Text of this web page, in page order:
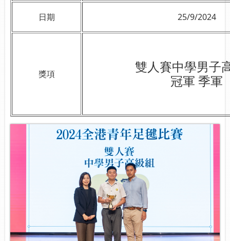
日期 25/9/2024
獎項
雙人賽中學男子
冠軍 季軍